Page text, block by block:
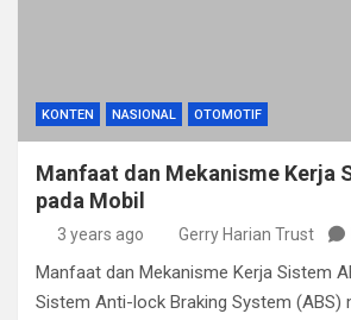
KONTEN NASIONAL OTOMOTIF
Manfaat dan Mekanisme Kerja
pada Mobil
3 years ago Gerry Harian Trust
Manfaat dan Mekanisme Kerja Sistem
Sistem Anti-lock Braking System (ABS)